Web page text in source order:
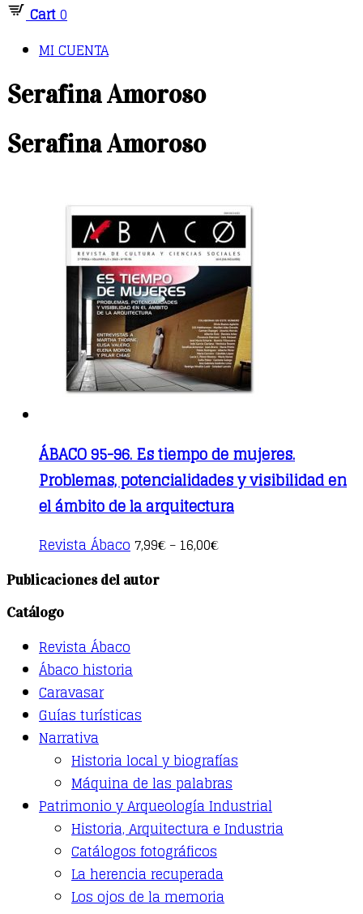
Cart0
MI CUENTA
Serafina Amoroso
Serafina Amoroso
ÁBACO 95-96. Es tiempo de mujeres.
Problemas, potencialidades y visibilidad en
el ámbito de la arquitectura
Revista Ábaco This
product
has
multiple
the
product
7,99€ – 16,00€
Publicaciones del autor
Catálogo
Revista Ábaco
Ábaco historia
Caravasar
Guías turísticas
Narrativa
Historia local y biografías
Máquina de las palabras
Patrimonio y Arqueología Industrial
Historia, Arquitectura e Industria
Catálogos fotográficos
La herencia recuperada
Los ojos de la memoria